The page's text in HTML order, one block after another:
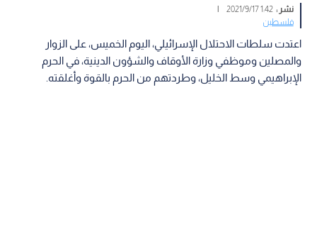
نشر :1:42 2021/9/17
|
فلسطين
اعتدت سلطات الاحتلال الإسرائيلي، اليوم الخميس، على الزوار
والمصلين وموظفي وزارة الأوقاف والشؤون الدينية، في الحرم
الإبراهيمي وسط الخليل، وطردتهم من الحرم بالقوة وأغلقته.